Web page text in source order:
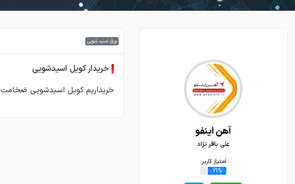
آهن اینفو
علی باقر نژاد
امتیاز کاربر:
71%
ورق اسید شویی
خریدار کویل اسیدشویی
خریداریم کویل اسیدشویی ضخامت 2.5 کیفیت St37